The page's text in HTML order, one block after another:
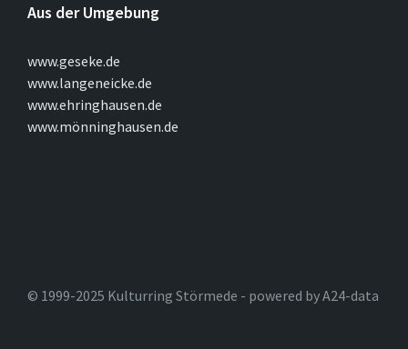
Aus der Umgebung
www.geseke.de
www.langeneicke.de
www.ehringhausen.de
www.mönninghausen.de
© 1999-2025 Kulturring Störmede - powered by A24-data